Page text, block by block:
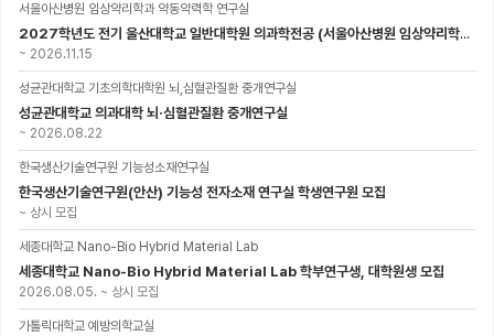
서울아산병원 임상약리학과 약동약력학 연구실
2027학년도 전기 울산대학교 일반대학원 의과학전공 (서울아산병원 임상약리학과 약동약력학 연구실) 대학원생 모집공고
~ 2026.11.15
성균관대학교 기초의학대학원 뇌,심혈관질환 중개연구실
성균관대학교 의과대학 뇌·심혈관질환 중개연구실
~ 2026.08.22
한국생산기술연구원 기능성소재연구실
한국생산기술연구원(안산) 기능성 전자소재 연구실 학생연구원 모집
~ 상시 모집
세종대학교 Nano-Bio Hybrid Material Lab
세종대학교 Nano-Bio Hybrid Material Lab 학부연구생, 대학원생 모집
2026.08.05. ~ 상시 모집
가톨릭대학교 예방의학교실